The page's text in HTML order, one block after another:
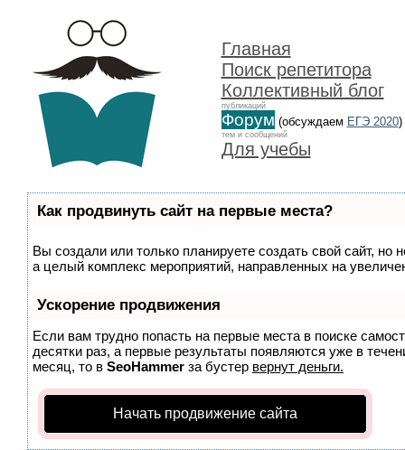
Главная
Поиск репетитора
Коллективный блог
публикаций
Форум (обсуждаем ЕГЭ 2020)
тем и сообщений
Для учебы
Как продвинуть сайт на первые места?
Вы создали или только планируете создать свой сайт, но
а целый комплекс мероприятий, направленных на
Ускорение продвижения
Если вам трудно попасть на первые места в поиске
десятки раз, а первые результаты появляются уже в
месяц, то в SeoHammer за бустер вернут деньги.
Начать продвижение сайта